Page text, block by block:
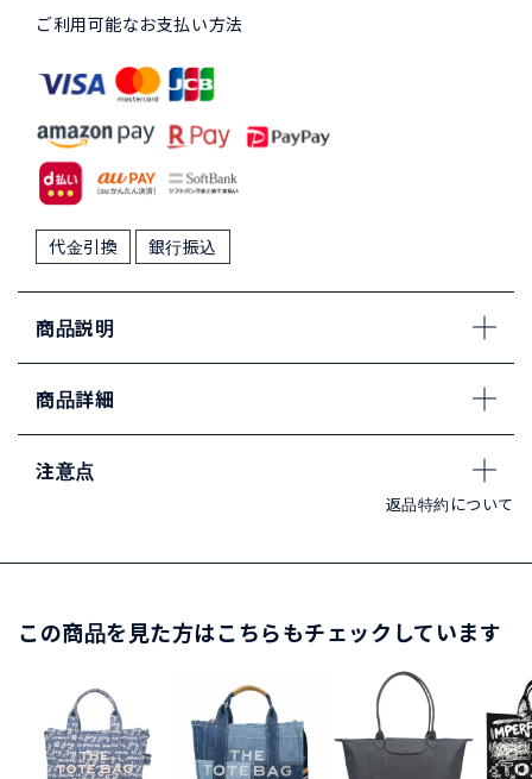
ご利用可能なお支払い方法
代金引換 銀行振込
商品説明
商品詳細
注意点
返品特約について
この商品を見た方はこちらもチェックしています